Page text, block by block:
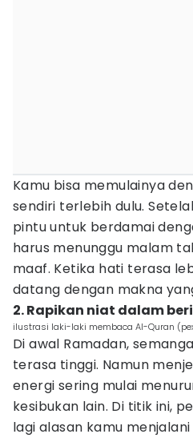
Kamu bisa memulainya
sendiri terlebih dulu.
pintu untuk berdamai
harus menunggu malam
maaf. Ketika hati terasa
datang dengan makna
2. Rapikan niat dalam
ilustrasi laki-laki membaca Al-Quran
Di awal Ramadan,
terasa tinggi. Namun
energi sering mulai
kesibukan lain. Di titik ini,
lagi alasan kamu